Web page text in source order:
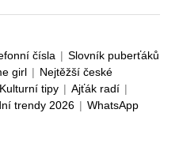
čísla | Slovník puberťáků
girl | Nejtěžší české
Kulturní tipy | Ajťák radí |
trendy 2026 | WhatsApp